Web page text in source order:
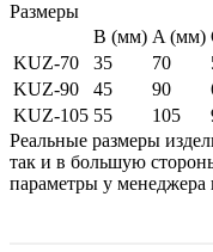
Размеры
B (мм) A (мм)
KUZ-70
35 70
KUZ-90
45 90
KUZ-105 55 105
Реальные размеры
так и в большую
параметры у менеджера